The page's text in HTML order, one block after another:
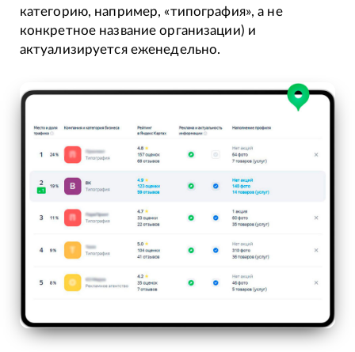
категорию, например, «типография», а не
конкретное название организации) и
актуализируется еженедельно.